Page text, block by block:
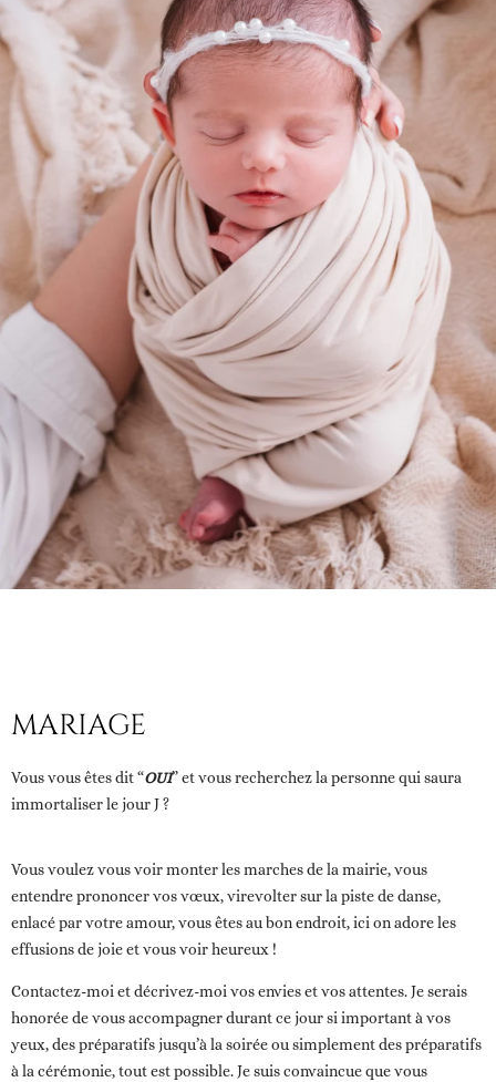
MARIAGE
Vous vous êtes dit “OUI” et vous recherchez la personne qui saura
immortaliser le jour J ?
Vous voulez vous voir monter les marches de la mairie, vous
entendre prononcer vos vœux, virevolter sur la piste de danse,
enlacé par votre amour, vous êtes au bon endroit, ici on adore les
effusions de joie et vous voir heureux !
Contactez-moi et décrivez-moi vos envies et vos attentes. Je serais
honorée de vous accompagner durant ce jour si important à vos
yeux, des préparatifs jusqu’à la soirée ou simplement des préparatifs
à la cérémonie, tout est possible. Je suis convaincue que vous